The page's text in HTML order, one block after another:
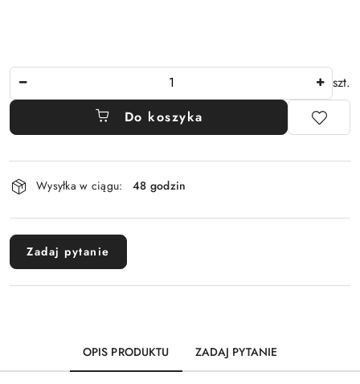
szt.
Do koszyka
Dostępność
i
dostawa
Wysyłka w ciągu: 48 godzin
Zadaj pytanie
OPIS PRODUKTU ZADAJ PYTANIE